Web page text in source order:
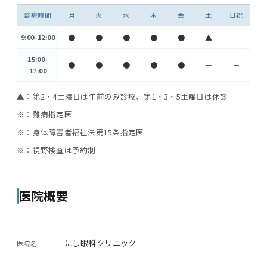
診療時間 月 火 水 木 金 土 日祝
9:00-12:00 ● ● ● ● ● ▲ －
15:00-
17:00
● ● ● ● ● － －
▲：第2・4土曜日は午前のみ診療、第1・3・5土曜日は休診
※：難病指定医
※：身体障害者福祉法第15条指定医
※：視野検査は予約制
医院概要
医院名 にし眼科クリニック